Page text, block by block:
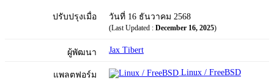
ปรับปรุงเมื่อ วันที่ 16 ธันวาคม 2568
(Last Updated : December 16, 2025)
ผู้พัฒนา Jax Tibert
แพลตฟอร์ม Linux / FreeBSD